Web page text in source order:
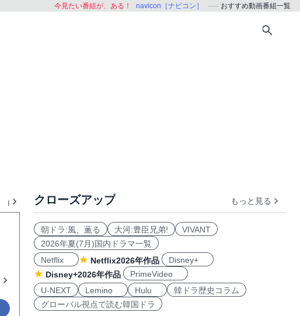
今見たい番組が、ある！ navicon［ナビコン］ おすすめ動画番組一覧
KPOP おすすめ
クローズアップ もっと見る
朝ドラ:風、薫る 大河:豊臣兄弟!
VIVANT
2026年夏(7月)国内ドラマ一覧
Netflix
Netflix2026年作品
Disney+
Disney+2026年作品
PrimeVideo
U-NEXT
Lemino Hulu
韓ドラ歴史コラム
グローバル視点で読む韓国ドラ